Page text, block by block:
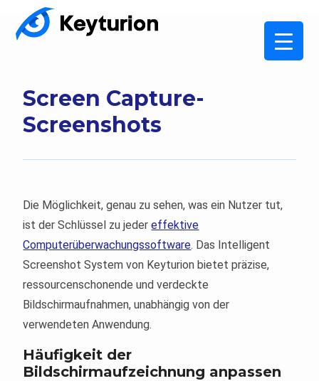
Screen Capture-
Screenshots
Die Möglichkeit, genau zu sehen, was ein Nutzer tut,
ist der Schlüssel zu jedereffektive
Computerüberwachungssoftware. Das Intelligent
Screenshot System von Keyturion bietet präzise,
ressourcenschonende und verdeckte
Bildschirmaufnahmen, unabhängig von der
verwendeten Anwendung.
Häufigkeit der
Bildschirmaufzeichnung anpassen